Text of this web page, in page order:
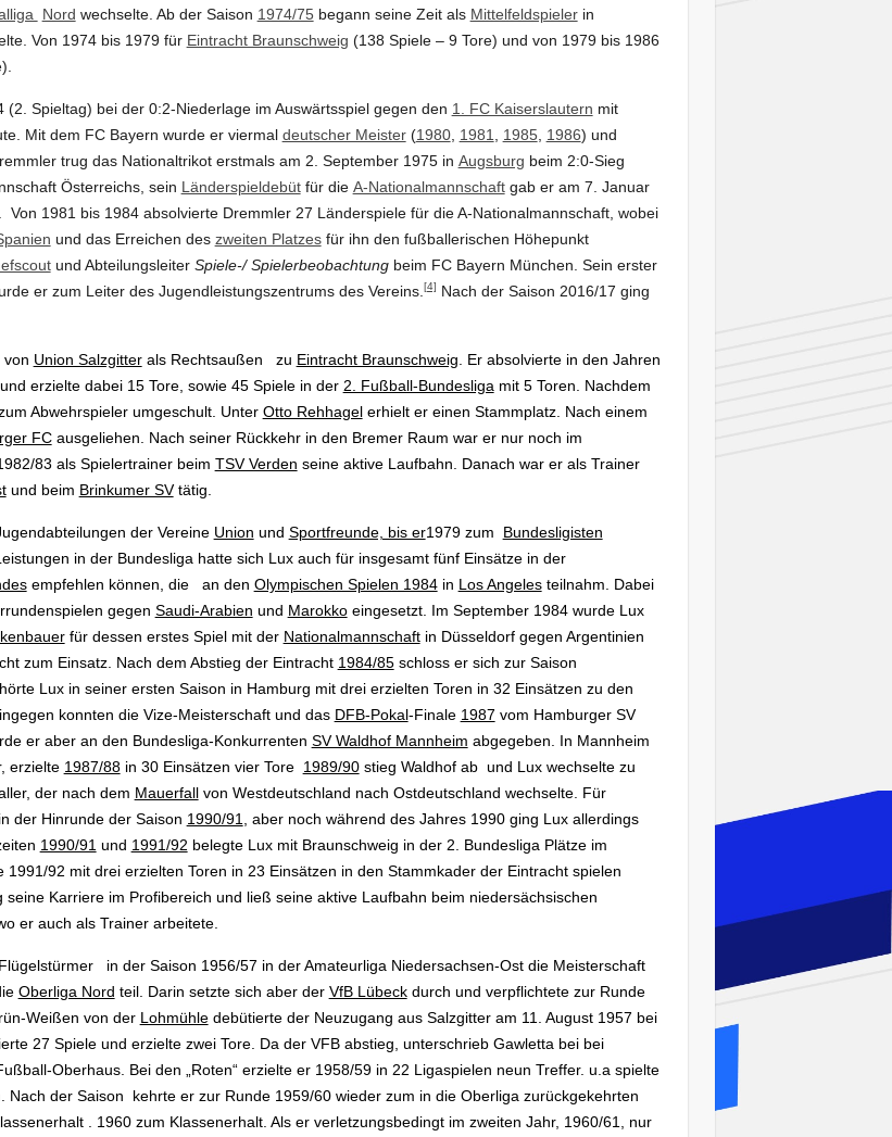
Nord wechselte. Ab der Saison 1974/75begann seine Zeit als Mittelfeldspielerin
Von 1974 bis 1979 für Eintracht Braunschweig (138 Spiele – 9 Tore) und von 1979 bis 1986
Spieltag) bei der 0:2-Niederlage im Auswärtsspiel gegen den 1. FC Kaiserslautern mit
Mit dem FC Bayern wurde er viermal deutscher Meister(1980, 1981 1985, 1986) und
trug das Nationaltrikot erstmals am 2. September 1975 in Augsburg beim 2:0-Sieg
Österreichs, sein Länderspieldebütfür die A-Nationalmannschaftgab er am 7. Januar
Von 1981 bis 1984 absolvierte Dremmler 27 Länderspiele für die A-Nationalmannschaft, wobei
und das Erreichen des zweiten Platzesfür ihn den fußballerischen Höhepunkt
und Abteilungsleiter Spiele-/ Spielerbeobachtungbeim FC Bayern München. Sein erster
er zum Leiter des Jugendleistungszentrums des Vereins. [4] Nach der Saison 2016/17 ging
von Union Salzgitterals Rechtsaußen zu Eintracht Braunschweig . Er absolvierte in den Jahren
und erzielte dabei 15 Tore, sowie 45 Spiele in der 2. Fußball-Bundesliga mit 5 Toren. Nachdem
Abwehrspieler umgeschult. Unter Otto Rehhagelerhielt er einen Stammplatz. Nach einem
FCausgeliehen. Nach seiner Rückkehr in den Bremer Raum war er nur noch im
83 als Spielertrainer beim TSV Verden seine aktive Laufbahn. Danach war er als Trainer
und beim Brinkumer SVtätig.
der Vereine Union und Sportfreunde, bis er1979 zum Bundesligisten
in der Bundesliga hatte sich Lux auch für insgesamt fünf Einsätze in der
empfehlen können, die an den Olympischen Spielen 1984in Los Angelesteilnahm. Dabei
gegen Saudi-Arabien und Marokkoeingesetzt. Im September 1984 wurde Lux
für dessen erstes Spiel mit der Nationalmannschaftin Düsseldorf gegen Argentinien
zum Einsatz. Nach dem Abstieg der Eintracht 1984/85schloss er sich zur Saison
Lux in seiner ersten Saison in Hamburg mit drei erzielten Toren in 32 Einsätzen zu den
konnten die Vize-Meisterschaft und das DFB-Pokal-Finale 1987 vom Hamburger SV
er aber an den Bundesliga-Konkurrenten SV Waldhof Mannheim abgegeben. In Mannheim
erzielte 1987/88in 30 Einsätzen vier Tore 1989/90stieg Waldhof ab und Lux wechselte zu
der nach dem Mauerfallvon Westdeutschland nach Ostdeutschland wechselte. Für
der Hinrunde der Saison 1990/91
, aber noch während des Jahres 1990 ging Lux allerdings
1990/91 und 1991/92 belegte Lux mit Braunschweig in der 2. Bundesliga Plätze im
92 mit drei erzielten Toren in 23 Einsätzen in den Stammkader der Eintracht spielen
Karriere im Profibereich und ließ seine aktive Laufbahn beim niedersächsischen
er auch als Trainer arbeitete.
in der Saison 1956/57 in der Amateurliga Niedersachsen-Ost die Meisterschaft
Oberliga Nord teil. Darin setzte sich aber der VfB Lübeckdurch und verpflichtete zur Runde
Weißen von der Lohmühledebütierte der Neuzugang aus Salzgitter am 11. August 1957 bei
27 Spiele und erzielte zwei Tore. Da der VFB abstieg , unterschrieb Gawletta bei bei
Oberhaus. Bei den „Roten“ erzielte er 1958/59 in 22 Ligaspielen neun Treffer. u.a spielte
der Saison kehrte er zur Runde 1959/60 wieder zum in die Oberliga zurückgekehrten
. 1960 zum Klassenerhalt. Als er verletzungsbedingt im zweiten Jahr, 1960/61, nur